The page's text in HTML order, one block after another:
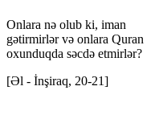
Onlara nə olub ki, iman
gətirmirlər və onlara Quran
oxunduqda səcdə etmirlər?
[Əl - İnşiraq, 20-21]